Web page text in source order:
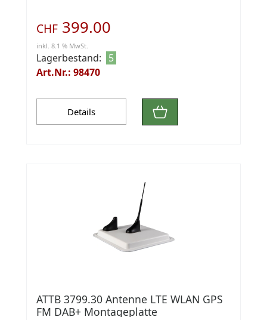
CHF 399.00
inkl. 8.1 % MwSt.
Lagerbestand:
5
Art.Nr.: 98470
Details
ATTB 3799.30 Antenne LTE WLAN GPS
FM DAB+ Montageplatte